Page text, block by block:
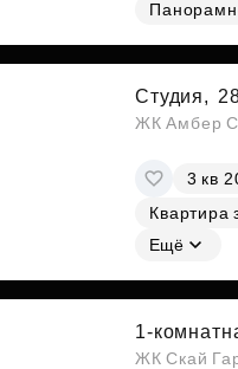
Субсидии
Студия,
ЖК Амбер
3 кв
Квартира
Ещё
1-
ЖК Скай